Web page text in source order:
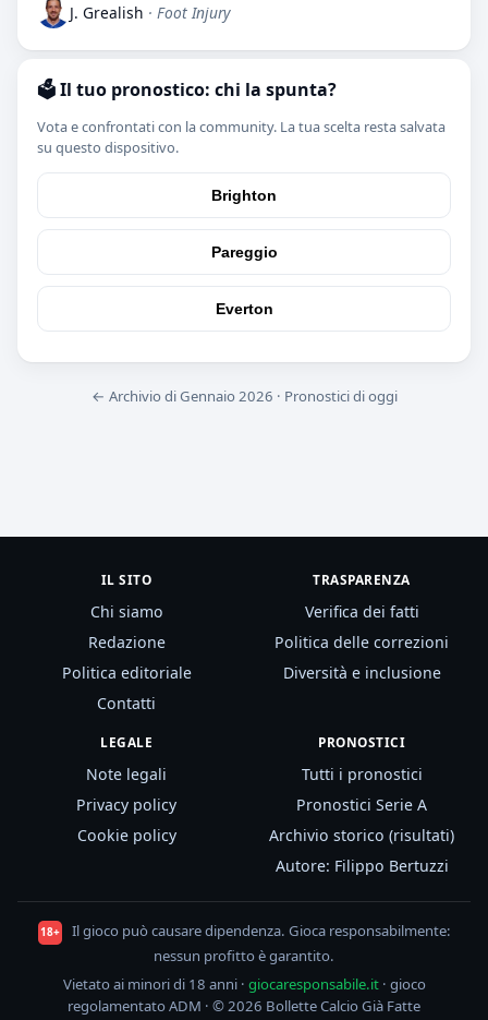
J. Grealish · Foot Injury
🗳️ Il tuo pronostico: chi la spunta?
Vota e confrontati con la community. La tua scelta resta salvata
su questo dispositivo.
Brighton
Pareggio
Everton
← Archivio di Gennaio 2026 · Pronostici di oggi
IL SITO
Chi siamo
Redazione
Politica editoriale
Contatti
TRASPARENZA
Verifica dei fatti
Politica delle correzioni
Diversità e inclusione
LEGALE
Note legali
Privacy policy
Cookie policy
PRONOSTICI
Tutti i pronostici
Pronostici Serie A
Archivio storico (risultati)
Autore: Filippo Bertuzzi
18+
Il gioco può causare dipendenza. Gioca responsabilmente:
nessun profitto è garantito.
Vietato ai minori di 18 anni · giocaresponsabile.it· gioco
regolamentato ADM · © 2026 Bollette Calcio Già Fatte